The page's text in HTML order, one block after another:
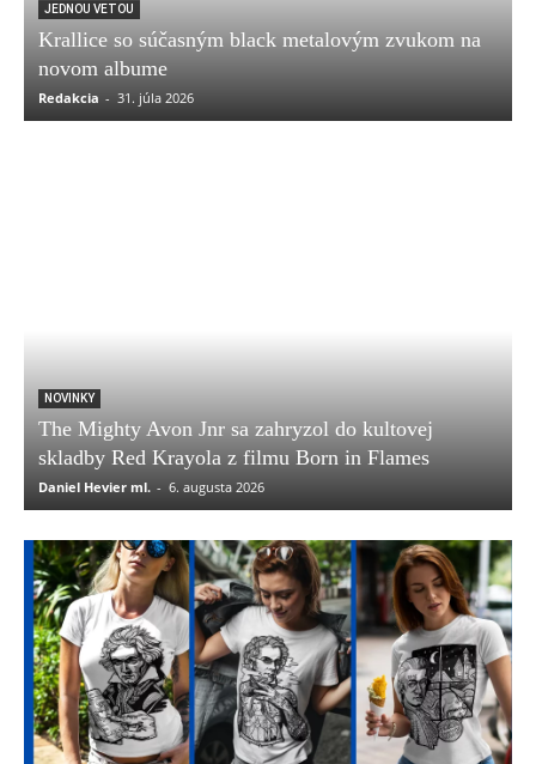
JEDNOU VETOU
Krallice so súčasným black metalovým zvukom na
novom albume
Redakcia - 31. júla 2026
NOVINKY
The Mighty Avon Jnr sa zahryzol do kultovej
skladby Red Krayola z filmu Born in Flames
Daniel Hevier ml. - 6. augusta 2026